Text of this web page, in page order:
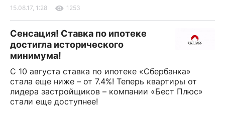
15.08.17, 1:28 1253
Сенсация! Ставка по ипотеке
достигла исторического
минимума!
С 10 августа ставка по ипотеке «Сбербанка»
стала еще ниже – от 7.4%! Теперь квартиры от
лидера застройщиков – компании «Бест Плюс»
стали еще доступнее!